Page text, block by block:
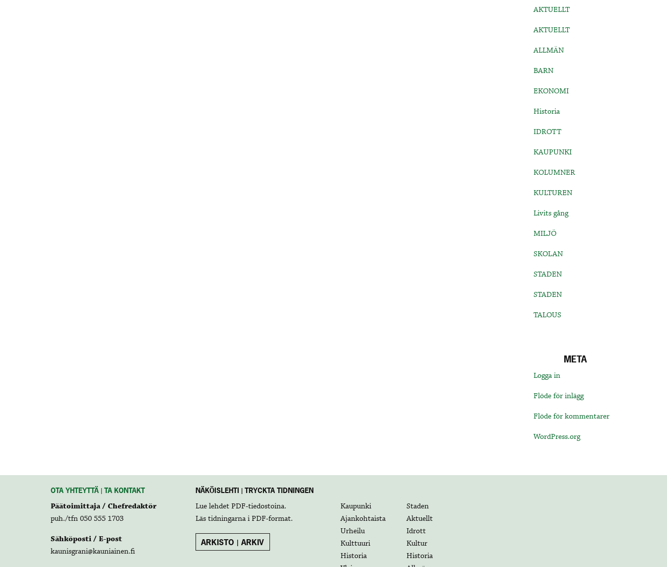
AKTUELLT
AKTUELLT
ALLMÄN
BARN
EKONOMI
Historia
IDROTT
KAUPUNKI
KOLUMNER
KULTUREN
Livits gång
MILJÖ
SKOLAN
STADEN
STADEN
TALOUS
META
Logga in
Flöde för inlägg
Flöde för kommentarer
WordPress.org
OTA YHTEYTTÄ | TA KONTAKT
Päätoimittaja / Chefredaktör
puh./tfn 050 555 1703
Sähköposti / E-post
kaunisgrani@kauniainen.fi
NÄKÖISLEHTI | TRYCKTA TIDNINGEN
Lue lehdet PDF-tiedostoina.
Läs tidningarna i PDF-format.
ARKISTO | ARKIV
Kaupunki
Staden
Ajankohtaista
Aktuellt
Urheilu
Idrott
Kulttuuri
Kultur
Historia
Historia